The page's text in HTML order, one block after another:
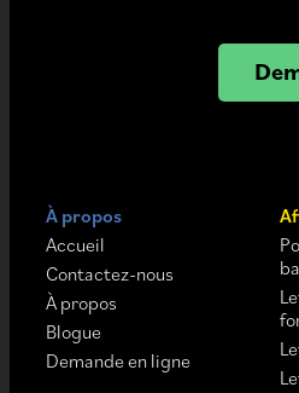
À propos
Accueil
Contactez-nous
À propos
Blogue
Demande en ligne